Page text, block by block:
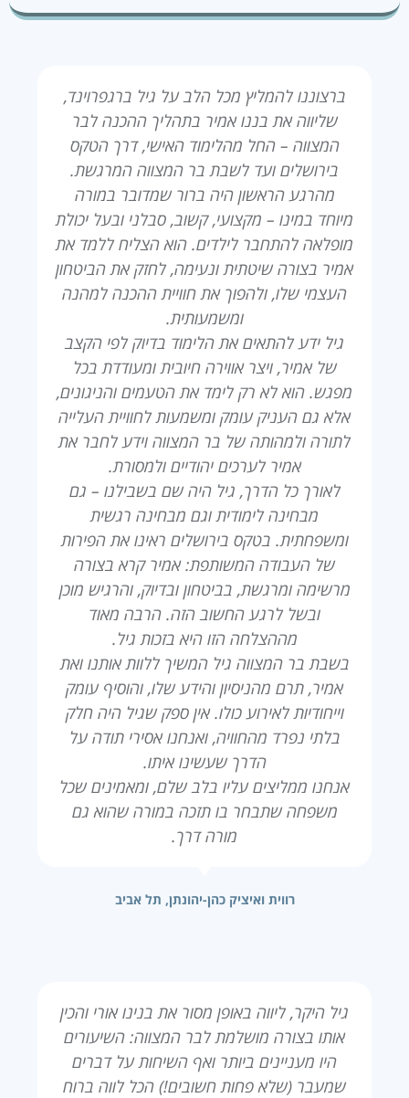
ברצוננו להמליץ מכל הלב על גיל ברגפרוינד,
שליווה את בננו אמיר בתהליך ההכנה לבר
המצווה – החל מהלימוד האישי, דרך הטקס
בירושלים ועד לשבת בר המצווה המרגשת.
מהרגע הראשון היה ברור שמדובר במורה
מיוחד במינו – מקצועי, קשוב, סבלני ובעל יכולת
מופלאה להתחבר לילדים. הוא הצליח ללמד את
אמיר בצורה שיטתית ונעימה, לחזק את הביטחון
העצמי שלו, ולהפוך את חוויית ההכנה למהנה
ומשמעותית.
גיל ידע להתאים את הלימוד בדיוק לפי הקצב
של אמיר, ויצר אווירה חיובית ומעודדת בכל
מפגש. הוא לא רק לימד את הטעמים והניגונים,
אלא גם העניק עומק ומשמעות לחוויית העלייה
לתורה ולמהותה של בר המצווה וידע לחבר את
אמיר לערכים יהודיים ולמסורת.
לאורך כל הדרך, גיל היה שם בשבילנו – גם
מבחינה לימודית וגם מבחינה רגשית
ומשפחתית. בטקס בירושלים ראינו את הפירות
של העבודה המשותפת: אמיר קרא בצורה
מרשימה ומרגשת, בביטחון ובדיוק, והרגיש מוכן
ובשל לרגע החשוב הזה. הרבה מאוד
מההצלחה הזו היא בזכות גיל.
בשבת בר המצווה גיל המשיך ללוות אותנו ואת
אמיר, תרם מהניסיון והידע שלו, והוסיף עומק
וייחודיות לאירוע כולו. אין ספק שגיל היה חלק
בלתי נפרד מהחוויה, ואנחנו אסירי תודה על
הדרך שעשינו איתו.
אנחנו ממליצים עליו בלב שלם, ומאמינים שכל
משפחה שתבחר בו תזכה במורה שהוא גם
מורה דרך.
רווית ואיציק כהן-יהונתן, תל אביב
גיל היקר, ליווה באופן מסור את בנינו אורי והכין
אותו בצורה מושלמת לבר המצווה: השיעורים
היו מעניינים ביותר ואף השיחות על דברים
שמעבר (שלא פחות חשובים!) הכל לווה ברוח